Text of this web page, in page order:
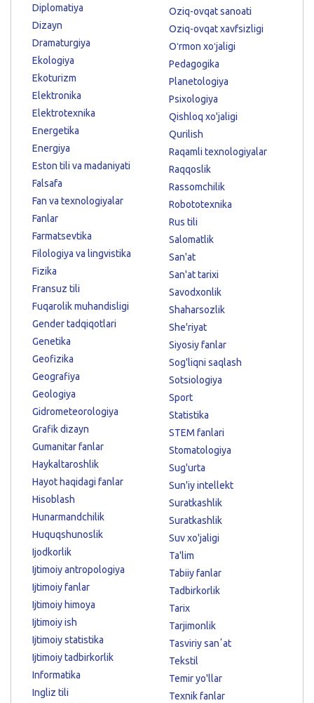
Diplomatiya
Dizayn
Dramaturgiya
Ekologiya
Ekoturizm
Elektronika
Elektrotexnika
Energetika
Energiya
Eston tili va madaniyati
Falsafa
Fan va texnologiyalar
Fanlar
Farmatsevtika
Filologiya va lingvistika
Fizika
Fransuz tili
Fuqarolik muhandisligi
Gender tadqiqotlari
Genetika
Geofizika
Geografiya
Geologiya
Gidrometeorologiya
Grafik dizayn
Gumanitar fanlar
Haykaltaroshlik
Hayot haqidagi fanlar
Hisoblash
Hunarmandchilik
Huquqshunoslik
Ijodkorlik
Ijtimoiy antropologiya
Ijtimoiy fanlar
Ijtimoiy himoya
Ijtimoiy ish
Ijtimoiy statistika
Ijtimoiy tadbirkorlik
Informatika
Ingliz tili
Oziq-ovqat sanoati
Oziq-ovqat xavfsizligi
Oʻrmon xoʻjaligi
Pedagogika
Planetologiya
Psixologiya
Qishloq xo'jaligi
Qurilish
Raqamli texnologiyalar
Raqqoslik
Rassomchilik
Robototexnika
Rus tili
Salomatlik
San'at
San'at tarixi
Savodxonlik
Shaharsozlik
She'riyat
Siyosiy fanlar
Sog'liqni saqlash
Sotsiologiya
Sport
Statistika
STEM fanlari
Stomatologiya
Sug'urta
Sun'iy intellekt
Suratkashlik
Suratkashlik
Suv xo'jaligi
Ta'lim
Tabiiy fanlar
Tadbirkorlik
Tarix
Tarjimonlik
Tasviriy sanʼat
Tekstil
Temir yo'llar
Texnik fanlar